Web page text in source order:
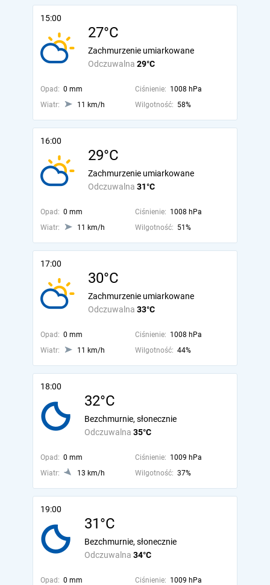
15:00
27°C
Odczuwalna 29°C
Zachmurzenie umiarkowane
Opad: 0 mm Ciśnienie: 1008 hPa
Wiatr:
11 km/h Wilgotność: 58%
16:00
29°C
Odczuwalna 31°C
Zachmurzenie umiarkowane
Opad: 0 mm Ciśnienie: 1008 hPa
Wiatr:
11 km/h Wilgotność: 51%
17:00
30°C
Odczuwalna 33°C
Zachmurzenie umiarkowane
Opad: 0 mm Ciśnienie: 1008 hPa
Wiatr:
11 km/h Wilgotność: 44%
18:00
32°C
Odczuwalna 35°C
Bezchmurnie, słonecznie
Opad: 0 mm Ciśnienie: 1009 hPa
Wiatr:
13 km/h Wilgotność: 37%
19:00
31°C
Odczuwalna 34°C
Bezchmurnie, słonecznie
Opad: 0 mm Ciśnienie: 1009 hPa